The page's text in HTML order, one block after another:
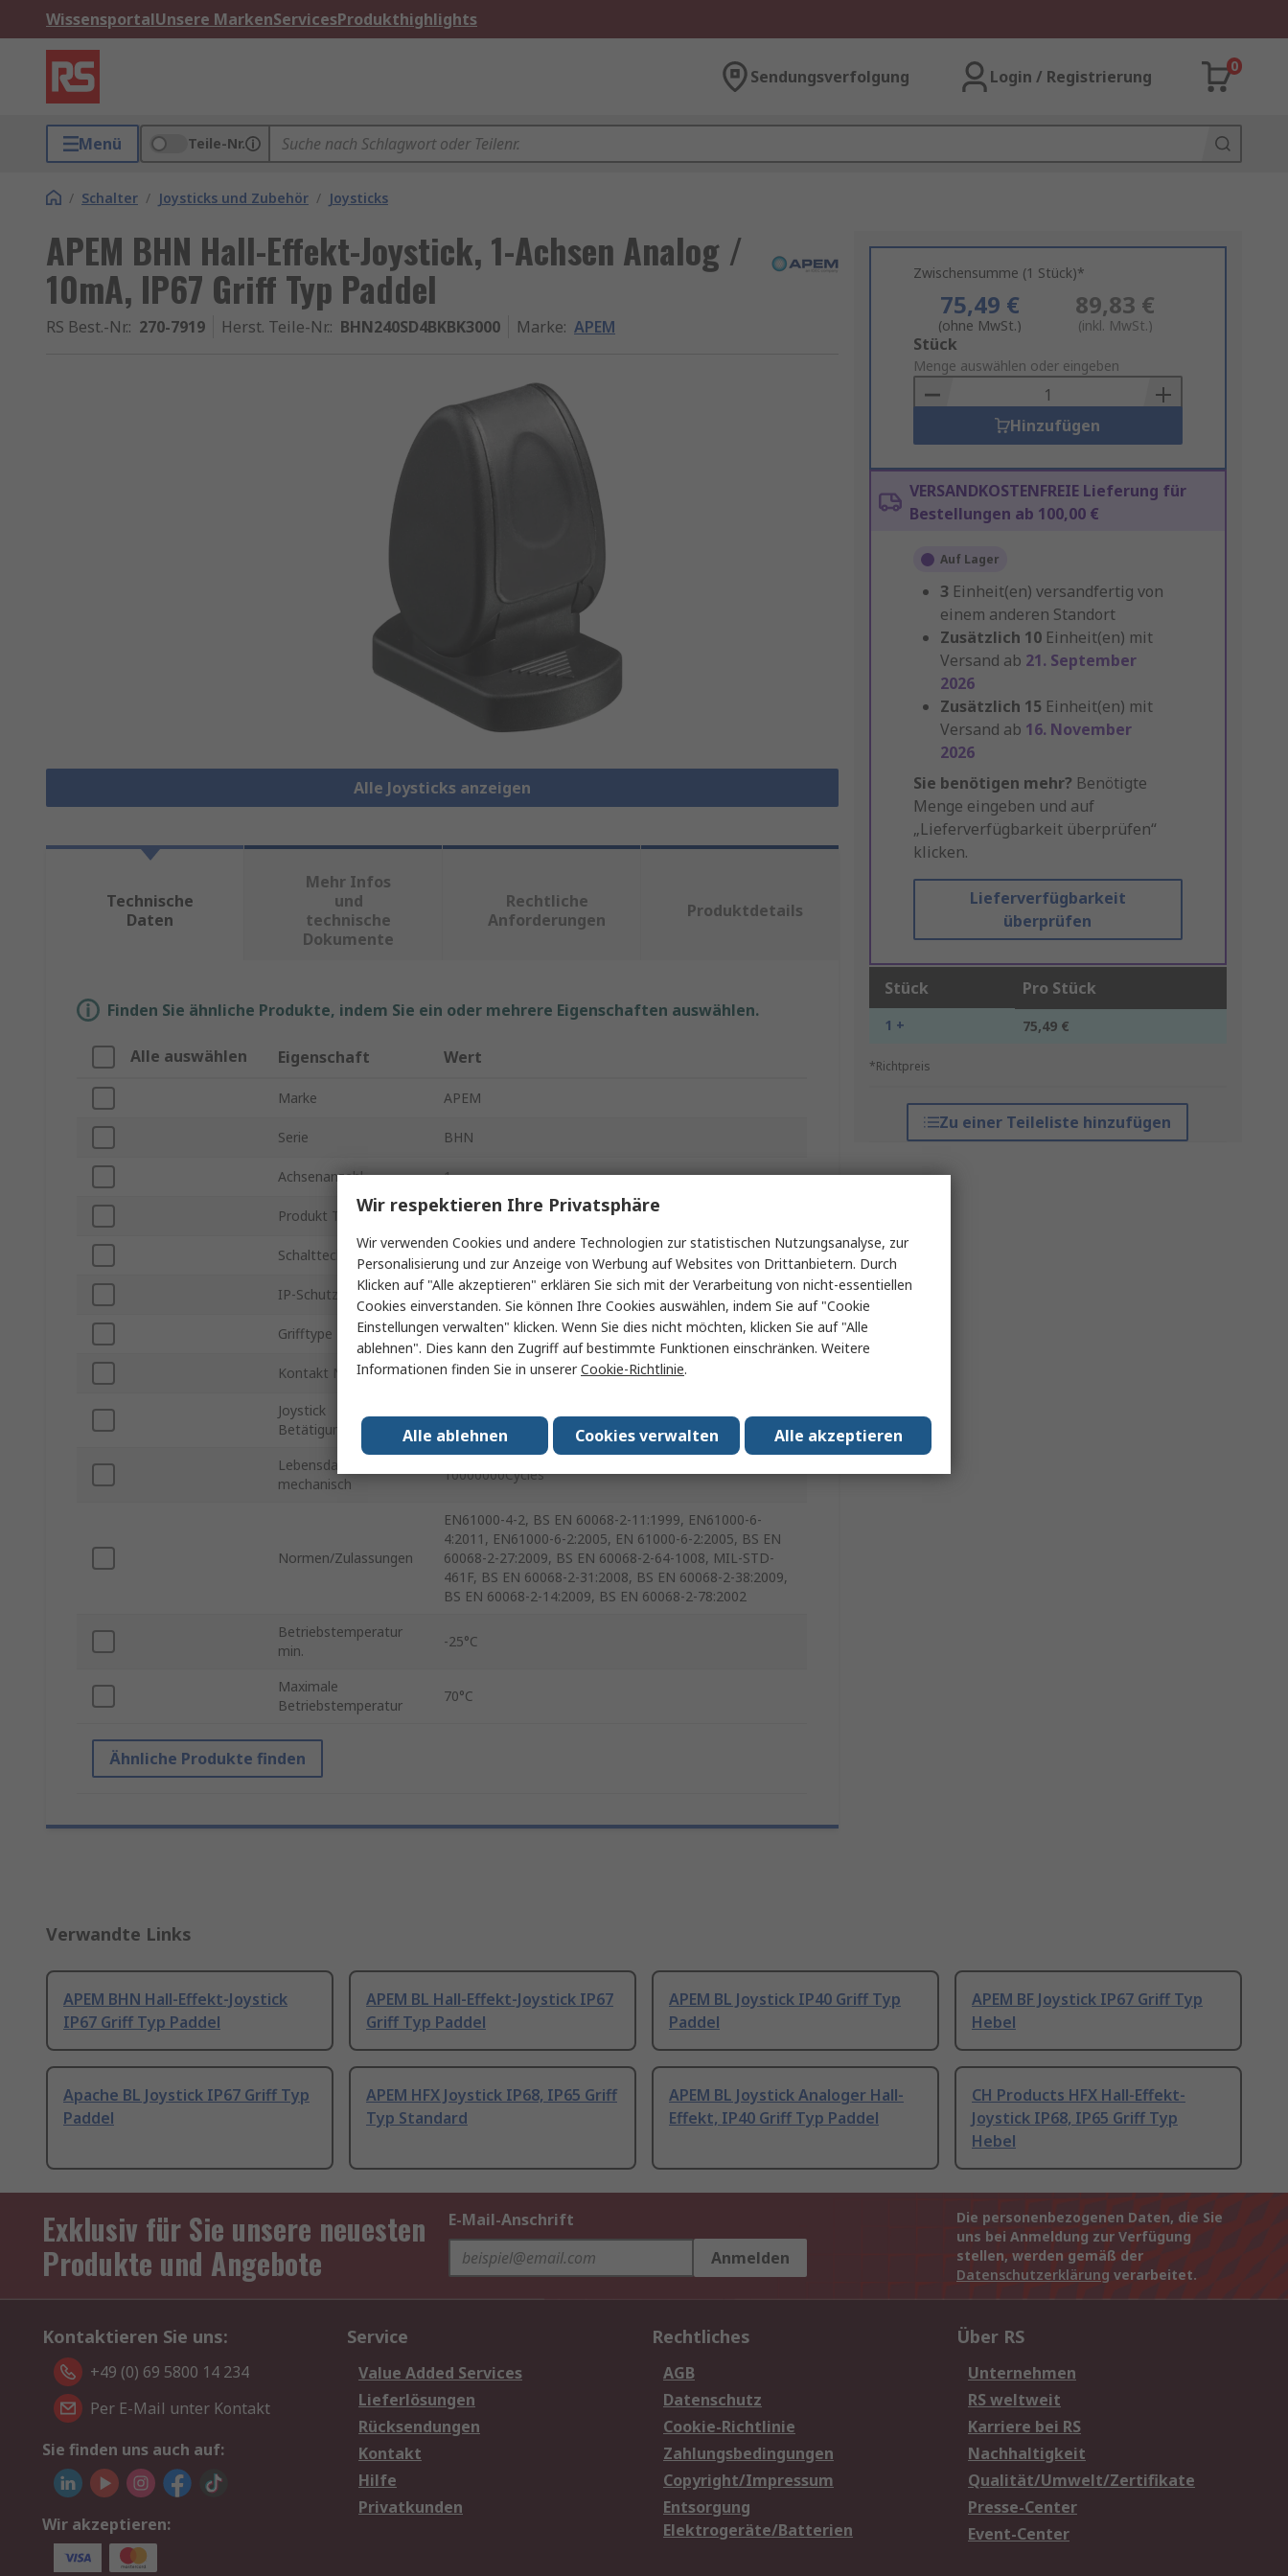
WissensportalUnsere MarkenServicesProdukthighlights
Sendungsverfolgung Login / Registrierung
0
Menü Teile-Nr.
/ Schalter / Joysticks und Zubehör / Joysticks
APEM BHN Hall-Effekt-Joystick, 1-Achsen Analog /
10mA, IP67 Griff Typ Paddel
RS Best.-Nr.: 270-7919 Herst. Teile-Nr.: BHN240SD4BKBK3000 Marke: APEM
Alle Joysticks anzeigen
Zwischensumme (1 Stück)*
75,49 €
(ohne MwSt.)
89,83 €
(inkl. MwSt.)
Add
to
Basket
Stück
Menge auswählen oder eingeben
Hinzufügen
VERSANDKOSTENFREIE Lieferung für
Bestellungen ab 100,00 €
Auf Lager
3 Einheit(en) versandfertig von
einem anderen Standort
Zusätzlich 10 Einheit(en) mit
Versand ab 21. September
2026
Zusätzlich 15 Einheit(en) mit
Versand ab 16. November
2026
Sie benötigen mehr? Benötigte
Menge eingeben und auf
„Lieferverfügbarkeit überprüfen“
klicken.
Lieferverfügbarkeit
überprüfen
Stück Pro Stück
1 + 75,49 €
*Richtpreis
Zu einer Teileliste hinzufügen
Technische
Daten
Mehr Infos
und
technische
Dokumente
Rechtliche
Anforderungen
Produktdetails
Finden Sie ähnliche Produkte, indem Sie ein oder mehrere Eigenschaften auswählen.
Alle auswählen Eigenschaft Wert
Marke APEM
Serie BHN
Achsenanzahl 1
Produkt Typ Hall-Effekt-Joystick
Schalttechnologie Analog
IP-Schutzart IP67
Grifftype Paddel
Kontakt Nennstrom 10mA
Joystick
Betätigungsweg
±30°
Lebensdauer
mechanisch
10000000Cycles
Normen/Zulassungen
EN61000-4-2, BS EN 60068-2-11:1999, EN61000-6-
4:2011, EN61000-6-2:2005, EN 61000-6-2:2005, BS EN
60068-2-27:2009, BS EN 60068-2-64-1008, MIL-STD-
461F, BS EN 60068-2-31:2008, BS EN 60068-2-38:2009,
BS EN 60068-2-14:2009, BS EN 60068-2-78:2002
Betriebstemperatur
min.
-25°C
Maximale
Betriebstemperatur
70°C
Ähnliche Produkte finden
Verwandte Links
APEM BHN Hall-Effekt-Joystick
IP67 Griff Typ Paddel
APEM BL Hall-Effekt-Joystick IP67
Griff Typ Paddel
APEM BL Joystick IP40 Griff Typ
Paddel
APEM BF Joystick IP67 Griff Typ
Hebel
Apache BL Joystick IP67 Griff Typ
Paddel
APEM HFX Joystick IP68, IP65 Griff
Typ Standard
APEM BL Joystick Analoger Hall-
Effekt, IP40 Griff Typ Paddel
CH Products HFX Hall-Effekt-
Joystick IP68, IP65 Griff Typ
Hebel
Exklusiv für Sie unsere neuesten
Produkte und Angebote
E-Mail-Anschrift
Anmelden
Die personenbezogenen Daten, die Sie
uns bei Anmeldung zur Verfügung
stellen, werden gemäß der
Datenschutzerklärung verarbeitet.
Kontaktieren Sie uns:
+49 (0) 69 5800 14 234
Per E-Mail unter Kontakt
Sie finden uns auch auf:
Wir akzeptieren:
Service
Value Added Services
Lieferlösungen
Rücksendungen
Kontakt
Hilfe
Privatkunden
Rechtliches
AGB
Datenschutz
Cookie-Richtlinie
Zahlungsbedingungen
Copyright/Impressum
Entsorgung
Elektrogeräte/Batterien
Über RS
Unternehmen
RS weltweit
Karriere bei RS
Nachhaltigkeit
Qualität/Umwelt/Zertifikate
Presse-Center
Event-Center
Wir respektieren Ihre Privatsphäre
Wir verwenden Cookies und andere Technologien zur statistischen Nutzungsanalyse, zur
Personalisierung und zur Anzeige von Werbung auf Websites von Drittanbietern. Durch
Klicken auf "Alle akzeptieren" erklären Sie sich mit der Verarbeitung von nicht-essentiellen
Cookies einverstanden. Sie können Ihre Cookies auswählen, indem Sie auf "Cookie
Einstellungen verwalten" klicken. Wenn Sie dies nicht möchten, klicken Sie auf "Alle
ablehnen". Dies kann den Zugriff auf bestimmte Funktionen einschränken. Weitere
Informationen finden Sie in unsererCookie-Richtlinie.
Alle akzeptieren
Cookies verwalten
Alle ablehnen